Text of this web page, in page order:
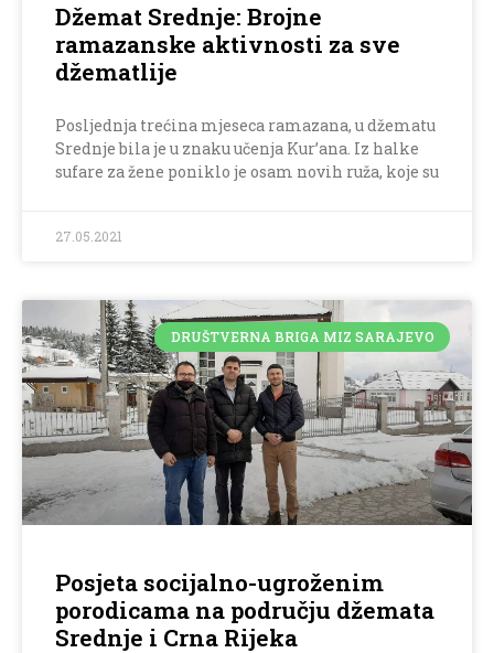
Džemat Srednje: Brojne
ramazanske aktivnosti za sve
džematlije
Posljednja trećina mjeseca ramazana, u džematu
Srednje bila je u znaku učenja Kur’ana. Iz halke
sufare za žene poniklo je osam novih ruža, koje su
27.05.2021
DRUŠTVERNA BRIGA MIZ SARAJEVO
Posjeta socijalno-ugroženim
porodicama na području džemata
Srednje i Crna Rijeka